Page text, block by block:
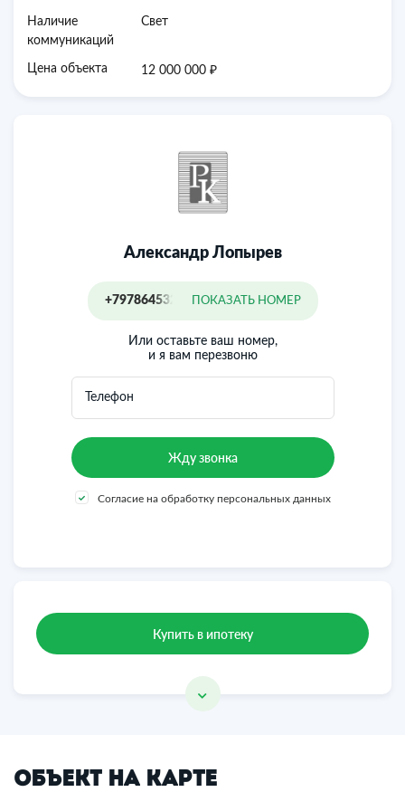
Наличие
коммуникаций
Свет
Цена объекта 12 000 000 ₽
Александр Лопырев
+79786453232 ПОКАЗАТЬ НОМЕР
Или оставьте ваш номер,
и я вам перезвоню
Телефон
Согласие на обработку персональных данных
Купить в ипотеку
Объект на карте